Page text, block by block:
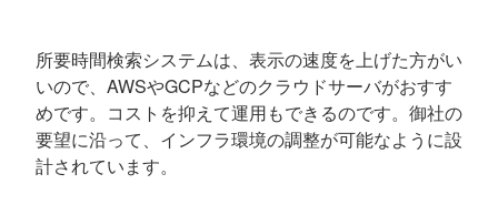
所要時間検索システムは、表示の速度を上げた方がい
いので、AWSやGCPなどのクラウドサーバがおすす
めです。コストを抑えて運用もできるのです。御社の
要望に沿って、インフラ環境の調整が可能なように設
計されています。